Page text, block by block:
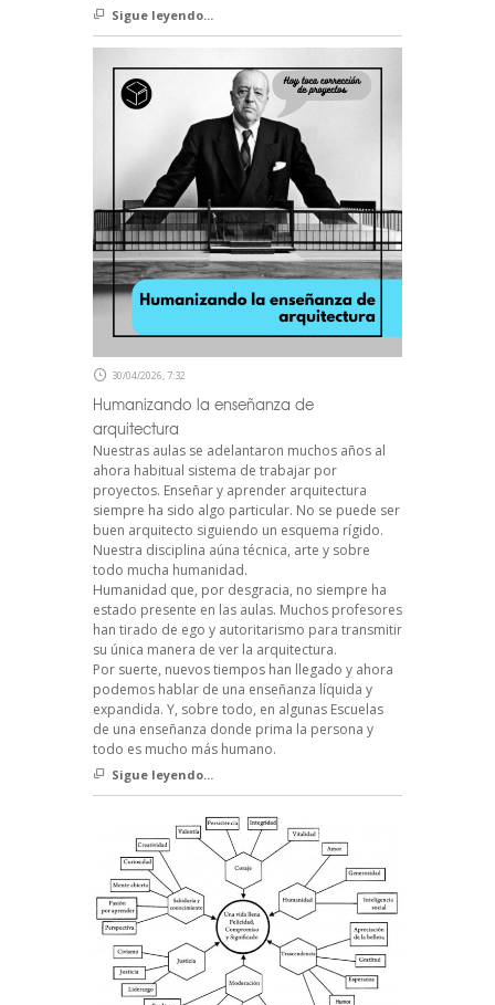
Sigue leyendo...
30/04/2026, 7:32
Humanizando la enseñanza de
arquitectura
Nuestras aulas se adelantaron muchos años al
ahora habitual sistema de trabajar por
proyectos. Enseñar y aprender arquitectura
siempre ha sido algo particular. No se puede ser
buen arquitecto siguiendo un esquema rígido.
Nuestra disciplina aúna técnica, arte y sobre
todo mucha humanidad.
Humanidad que, por desgracia, no siempre ha
estado presente en las aulas. Muchos profesores
han tirado de ego y autoritarismo para transmitir
su única manera de ver la arquitectura.
Por suerte, nuevos tiempos han llegado y ahora
podemos hablar de una enseñanza líquida y
expandida. Y, sobre todo, en algunas Escuelas
de una enseñanza donde prima la persona y
todo es mucho más humano.
Sigue leyendo...